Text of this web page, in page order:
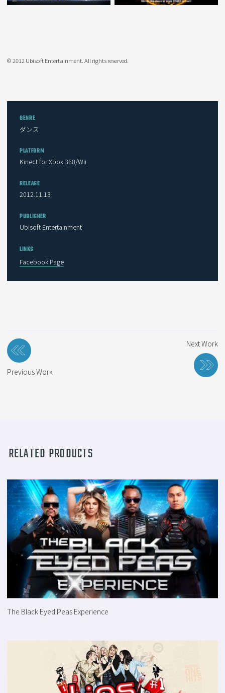
© 2012 Ubisoft Entertainment. All rights reserved.
GENRE
ダンス
PLATFORM
Kinect for Xbox 360/Wii
RELEASE
2012.11.13
PUBLISHER
Ubisoft Entertainment
LINKS
Facebook Page
投
稿
ナ
ビ
Previous Work
Next Work
RELATED PRODUCTS
The Black Eyed Peas Experience